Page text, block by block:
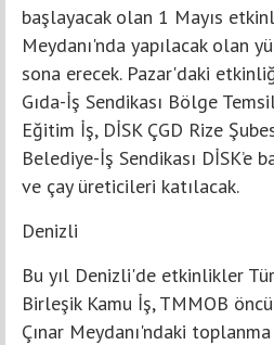
başlayacak olan 1 Mayıs
Meydanı'nda yapılacak olan
sona erecek. Pazar'daki
Gıda-İş Sendikası Bölge
Eğitim İş, DİSK ÇGD Rize
Belediye-İş Sendikası DİSK’e
ve çay üreticileri katılacak.
Denizli
Bu yıl Denizli'de etkinlikler
Birleşik Kamu İş, TMMOB
Çınar Meydanı'ndaki